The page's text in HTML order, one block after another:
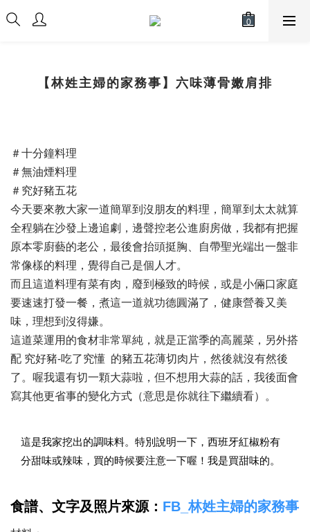
【林姓主婦的家務事】六味薄骨嫩肩排
＃十分鐘料理
＃無油煙料理
＃究好豬五花
今天要來教大家一道簡單到沒朋友的料理，簡單到太太就算
全程躺在沙發上邊追劇，邊聲控老公進廚房做，我都有把握
原本零廚藝的老公，最後會抬頭挺胸、自帶聖光端出一盤非
常像樣的料理，覺得自己是個人才。
而且這道料理有菜有肉，廢到極致的時候，或是小倆口家庭
要速速打發一餐，煮這一道就功德圓滿了，健康營養又美
味，理想到沒得嫌。
這道菜運用的食材非常單純，就是正當季的高麗菜，另外搭
配 究好豬-吃了究懂 的豬五花薄切肉片，然後就沒有然後
了。喔我還有切一顆大蒜啦，但不想用大蒜的話，我後面會
寫其他更省事的變化方式（意思是你就往下繼續看）。
這是我家挖出的調味料。特別說明一下，西班牙紅椒粉有
分甜味或辣味，買的時候要注意一下喔！我是買甜味的。
食譜、文字及照片來源： FB_林姓主婦的家務事